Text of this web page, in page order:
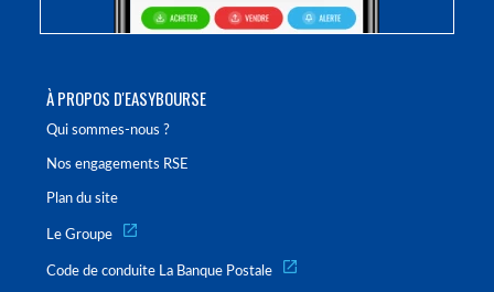
À PROPOS D'EASYBOURSE
Qui sommes-nous ?
Nos engagements RSE
Plan du site
Le Groupe
Code de conduite La Banque Postale